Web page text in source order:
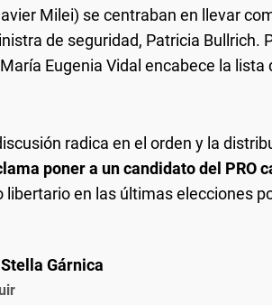
Milei) se centraban en llevar
de seguridad, Patricia Bullrich.
Eugenia Vidal encabece la
radica en el orden y la
poner a un candidato del PRO
libertario en las últimas elecciones
Stella Gárnica